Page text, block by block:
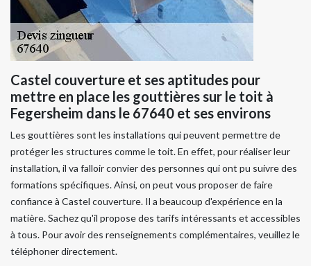
Castel couverture et ses aptitudes pour
mettre en place les gouttières sur le toit à
Fegersheim dans le 67640 et ses environs
Les gouttières sont les installations qui peuvent permettre de
protéger les structures comme le toit. En effet, pour réaliser leur
installation, il va falloir convier des personnes qui ont pu suivre des
formations spécifiques. Ainsi, on peut vous proposer de faire
confiance à Castel couverture. Il a beaucoup d'expérience en la
matière. Sachez qu'il propose des tarifs intéressants et accessibles
à tous. Pour avoir des renseignements complémentaires, veuillez le
téléphoner directement.